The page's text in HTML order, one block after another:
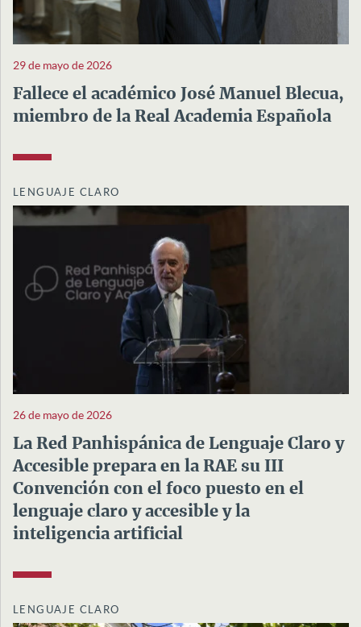
29 de mayo de 2026
Fallece el académico José Manuel Blecua,
miembro de la Real Academia Española
LENGUAJE CLARO
26 de mayo de 2026
La Red Panhispánica de Lenguaje Claro y
Accesible prepara en la RAE su III
Convención con el foco puesto en el
lenguaje claro y accesible y la
inteligencia artificial
LENGUAJE CLARO